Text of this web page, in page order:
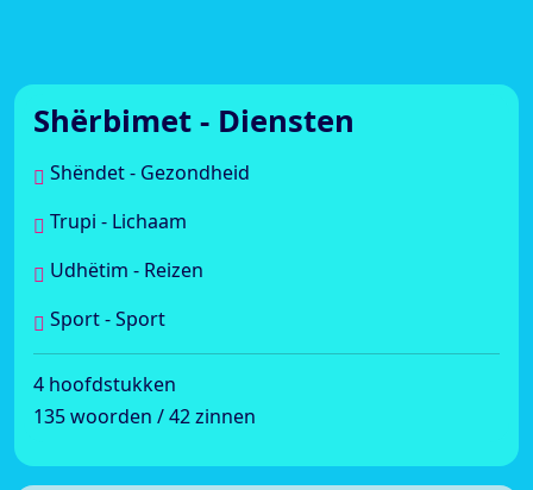
Shërbimet - Diensten
Shëndet - Gezondheid
Trupi - Lichaam
Udhëtim - Reizen
Sport - Sport
4 hoofdstukken
135 woorden / 42 zinnen